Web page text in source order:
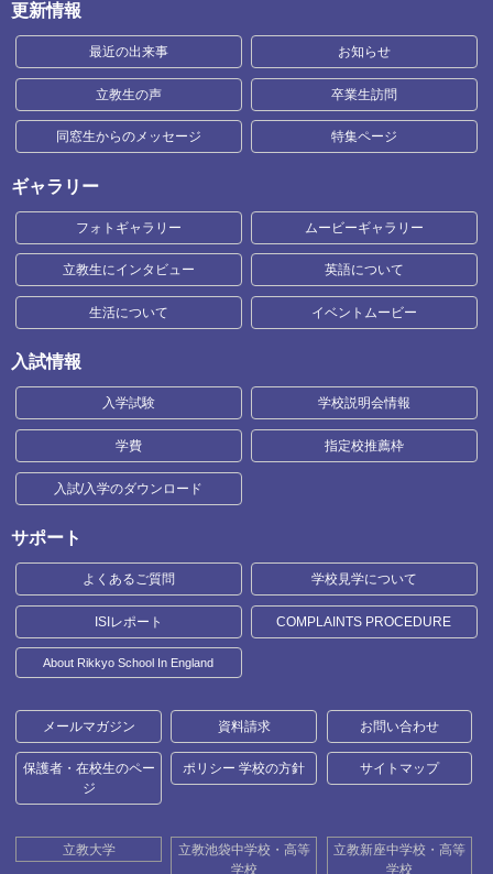
更新情報
最近の出来事 お知らせ
立教生の声 卒業生訪問
同窓生からのメッセージ 特集ページ
ギャラリー
フォトギャラリー ムービーギャラリー
立教生にインタビュー 英語について
生活について イベントムービー
入試情報
入学試験 学校説明会情報
学費 指定校推薦枠
入試/入学のダウンロード
サポート
よくあるご質問 学校見学について
ISIレポート COMPLAINTS PROCEDURE
About Rikkyo School In England
メールマガジン 資料請求 お問い合わせ
保護者・在校生のペー
ジ
ポリシー 学校の方針 サイトマップ
立教大学
立教池袋中学校・高等
学校
立教新座中学校・高等
学校